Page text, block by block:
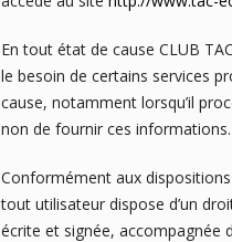
En tout état de cause CLUB
le besoin de certains services
cause, notamment lorsqu’il
non de fournir ces informations.
Conformément aux
tout utilisateur dispose d’un
écrite et signée, accompagnée